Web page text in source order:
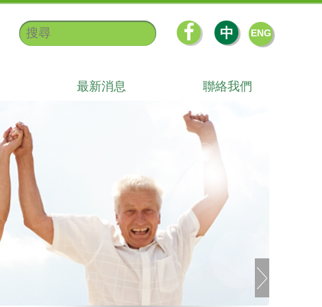
中 ENG
最新消息 聯絡我們